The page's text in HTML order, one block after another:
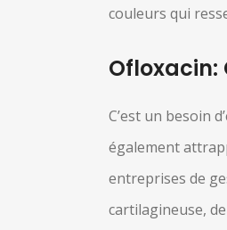
couleurs qui
C’est un besoin
également
entreprises de
cartilagineuse,